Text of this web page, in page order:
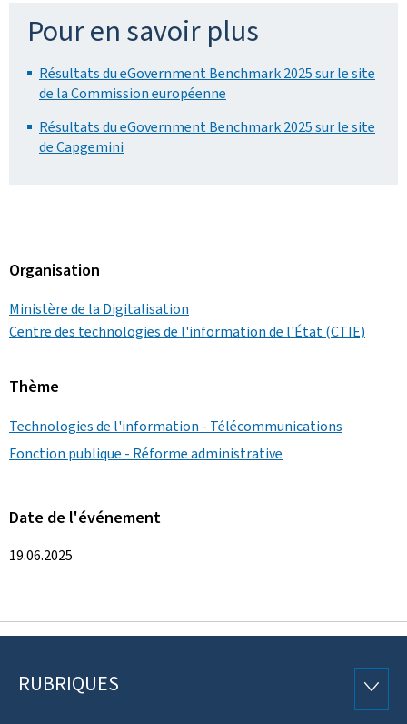
Pour en savoir plus
Résultats du eGovernment Benchmark 2025 sur le site
de la Commission européenne
Résultats du eGovernment Benchmark 2025 sur le site
de Capgemini
Organisation
Ministère de la Digitalisation
Centre des technologies de l'information de l'État (CTIE)
Thème
Technologies de l'information - Télécommunications
Fonction publique - Réforme administrative
Date de l'événement
19.06.2025
Pied
RUBRIQUES